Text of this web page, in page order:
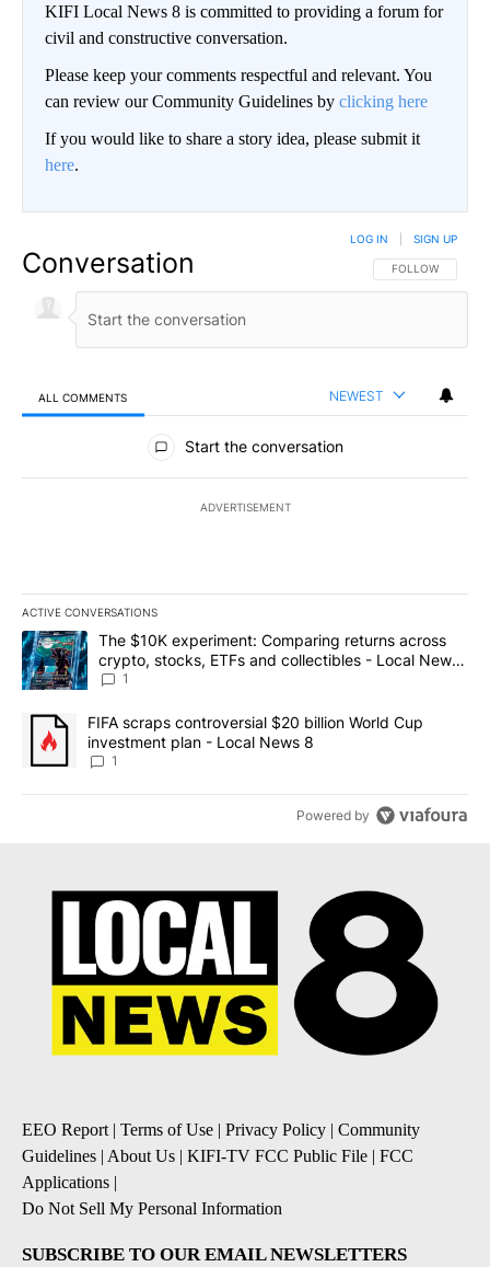
KIFI Local News 8 is committed to providing a forum for
civil and constructive conversation.
Please keep your comments respectful and relevant. You
can review our Community Guidelines by clicking here
If you would like to share a story idea, please submit it
here.
Conversation FOLLOW THIS
FOLLOW
LOG IN SIGN UP
ALL COMMENTS NEWEST
All Comments
Start the conversation
ADVERTISEMENT
ACTIVE CONVERSATIONS
The following is a list of the most commented articles in the last
A trending article titled "The $10K experiment: Comparing
The $10K experiment: Comparing returns across
crypto, stocks, ETFs and collectibles - Local News
8
1
A trending article titled "FIFA scraps controversial $20 billion
FIFA scraps controversial $20 billion World Cup
investment plan - Local News 8
1
Powered by
EEO Report| Terms of Use | Privacy Policy | Community
Guidelines | About Us | KIFI-TV FCC Public File | FCC
Applications |
Do Not Sell My Personal Information
SUBSCRIBE TO OUR EMAIL NEWSLETTERS